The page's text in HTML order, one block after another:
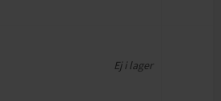
Ej i lager